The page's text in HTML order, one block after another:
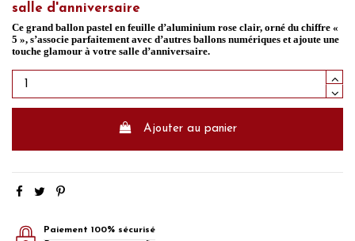
salle d'anniversaire
Ce grand ballon pastel en feuille d’aluminium rose clair, orné du chiffre «
5 », s’associe parfaitement avec d’autres ballons numériques et ajoute une
touche glamour à votre salle d’anniversaire.
Ajouter au panier
Paiement 100% sécurisé